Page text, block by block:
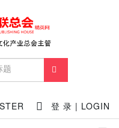
登 录 | LOGIN